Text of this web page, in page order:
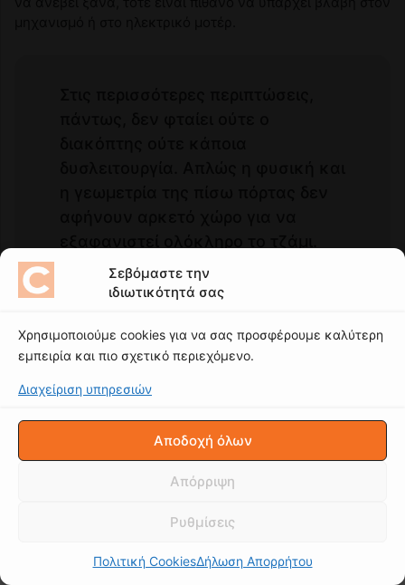
Σεβόμαστε την
ιδιωτικότητά σας
Χρησιμοποιούμε cookies για να σας προσφέρουμε καλύτερη
εμπειρία και πιο σχετικό περιεχόμενο.
Διαχείριση υπηρεσιών
Αποδοχή όλων
Απόρριψη
Ρυθμίσεις
Πολιτική CookiesΔήλωση Απορρήτου